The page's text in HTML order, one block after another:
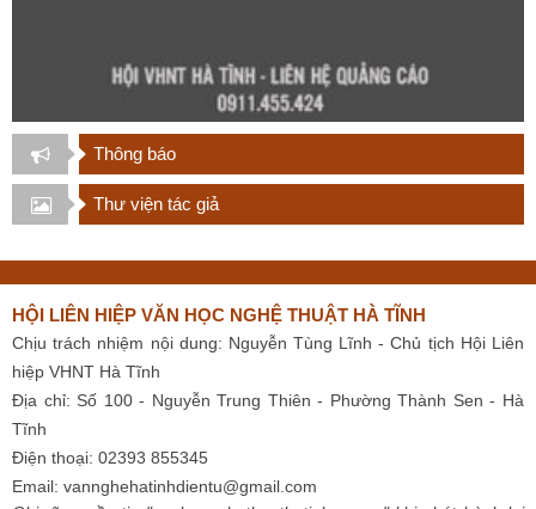
Thông báo
Thư viện tác giả
HỘI LIÊN HIỆP VĂN HỌC NGHỆ THUẬT HÀ TĨNH
Chịu trách nhiệm nội dung: Nguyễn Tùng Lĩnh - Chủ tịch Hội Liên
hiệp VHNT Hà Tĩnh
Địa chỉ: Số 100 - Nguyễn Trung Thiên - Phường Thành Sen - Hà
Tĩnh
Điện thoại: 02393 855345
Email: vannghehatinhdientu@gmail.com